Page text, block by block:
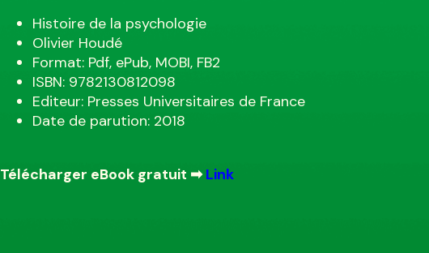
Histoire de la psychologie
Olivier Houdé
Format: Pdf, ePub, MOBI, FB2
ISBN: 9782130812098
Editeur: Presses Universitaires de France
Date de parution: 2018
Télécharger eBook gratuit ➡Link